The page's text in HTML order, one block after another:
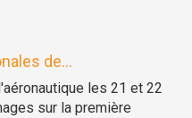
de...
les 21 et 22
sur la première